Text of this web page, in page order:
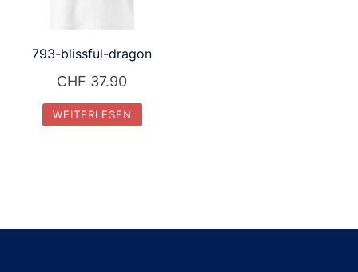
793-blissful-dragon
CHF 37.90
WEITERLESEN